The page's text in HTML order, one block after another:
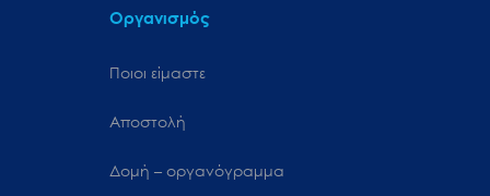
Οργανισμός
Ποιοι είμαστε
Αποστολή
Δομή – οργανόγραμμα